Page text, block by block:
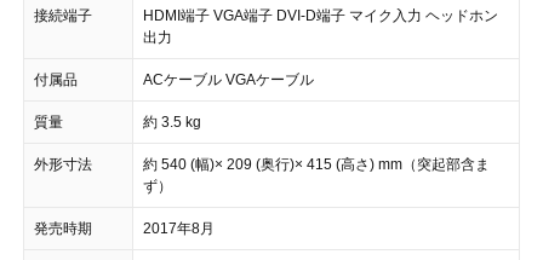
接続端子
HDMI端子 VGA端子 DVI-D端子 マイク入力 ヘッドホン
出力
付属品 ACケーブル VGAケーブル
質量 約 3.5 kg
外形寸法
約 540 (幅)× 209 (奥行)× 415 (高さ) mm（突起部含ま
ず）
発売時期 2017年8月